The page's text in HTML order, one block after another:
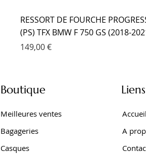
RESSORT DE FOURCHE
(PS) TFX BMW F 750 GS (2018-
Prix
149,00 €
Boutique
Meilleures ventes
Bagageries
Casques
Liens
Accueil
A